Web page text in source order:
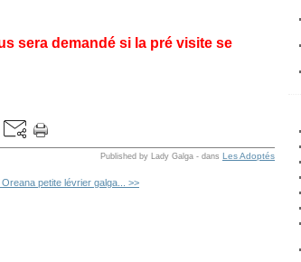
sera demandé si la pré visite se
Published by Lady Galga - dans Les Adoptés
Oreana petite lévrier galga... >>